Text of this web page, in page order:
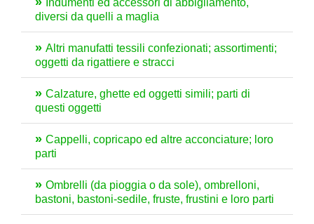
Indumenti ed accessori di abbigliamento,
diversi da quelli a maglia
Altri manufatti tessili confezionati; assortimenti;
oggetti da rigattiere e stracci
Calzature, ghette ed oggetti simili; parti di
questi oggetti
Cappelli, copricapo ed altre acconciature; loro
parti
Ombrelli (da pioggia o da sole), ombrelloni,
bastoni, bastoni-sedile, fruste, frustini e loro parti